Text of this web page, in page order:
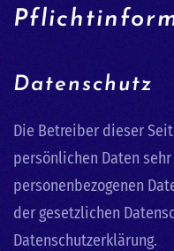
Datenschutz
Die Betreiber dieser
persönlichen Daten
personenbezogenen
der gesetzlichen
Datenschutzerklärung.